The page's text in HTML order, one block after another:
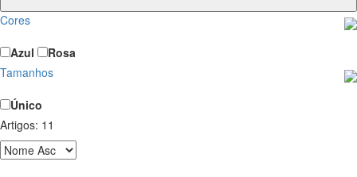
Cores
Azul
Rosa
Tamanhos
Único
Artigos: 11